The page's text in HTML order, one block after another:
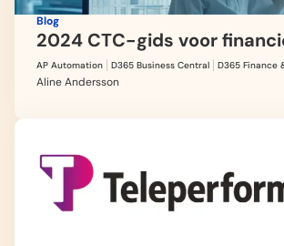
Blog
2024 CTC-gids voor
AP Automation D365 Business Central D365 Finance
Aline Andersson